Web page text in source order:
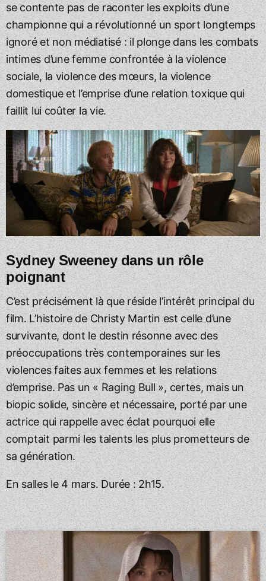
se contente pas de raconter les exploits d’une
championne qui a révolutionné un sport longtemps
ignoré et non médiatisé : il plonge dans les combats
intimes d’une femme confrontée à la violence
sociale, la violence des mœurs, la violence
domestique et l’emprise d’une relation toxique qui
faillit lui coûter la vie.
Sydney Sweeney dans un rôle
poignant
C’est précisément là que réside l’intérêt principal du
film. L’histoire de Christy Martin est celle d’une
survivante, dont le destin résonne avec des
préoccupations très contemporaines sur les
violences faites aux femmes et les relations
d’emprise. Pas un « Raging Bull », certes, mais un
biopic solide, sincère et nécessaire, porté par une
actrice qui rappelle avec éclat pourquoi elle
comptait parmi les talents les plus prometteurs de
sa génération.
En salles le 4 mars. Durée : 2h15.